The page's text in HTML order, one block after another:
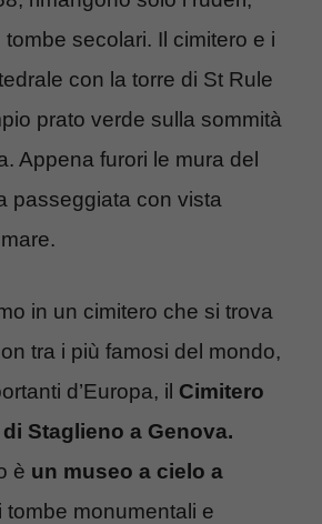
secolari. Il cimitero e i
con la torre di St Rule
prato verde sulla sommità
Appena furori le mura del
passeggiata con vista
in un cimitero che si trova
tra i più famosi del mondo,
d’Europa, il Cimitero
Staglieno a Genova.
è un museo a cielo a
tombe monumentali e